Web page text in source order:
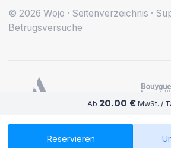
Ab 20.00 € MwSt. /
Reservieren
© 2026 Wojo · Seitenverzeichnis ·
Betrugsversuche